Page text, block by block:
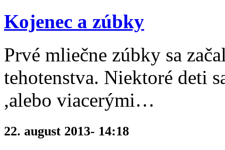
Kojenec a zúbky
Prvé mliečne zúbky sa
tehotenstva. Niektoré deti
,alebo viacerými…
22. august 2013- 14:18